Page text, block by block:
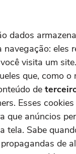
dados
navegação: eles
visita um
que, como o
de
Esses
que anúncios
tela. Sabe
de